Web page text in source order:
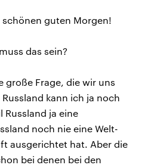
schönen guten Morgen!
das sein?
große Frage, die wir uns
kann ich ja noch
Russland ja eine
noch nie eine Welt-
ausgerichtet hat. Aber die
bei denen bei den